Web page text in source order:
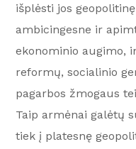
išplėsti jos
ambicingesne ir
ekonominio augimo,
reformų, socialinio
pagarbos žmogaus
Taip armėnai galėtų
tiek į platesnę